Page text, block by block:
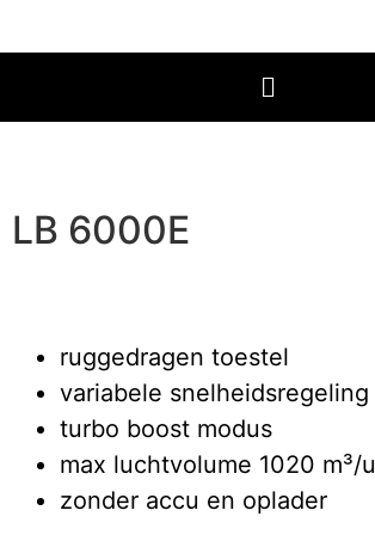
LB 6000E
ruggedragen toestel
variabele snelheidsregeling
turbo boost modus
max luchtvolume 1020 m³/u
zonder accu en oplader